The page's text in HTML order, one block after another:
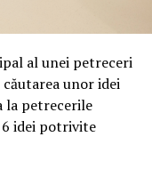
personale și
atentă a
la numărul
folosesc
al unei petreceri
unor idei
la petrecerile
6 idei potrivite